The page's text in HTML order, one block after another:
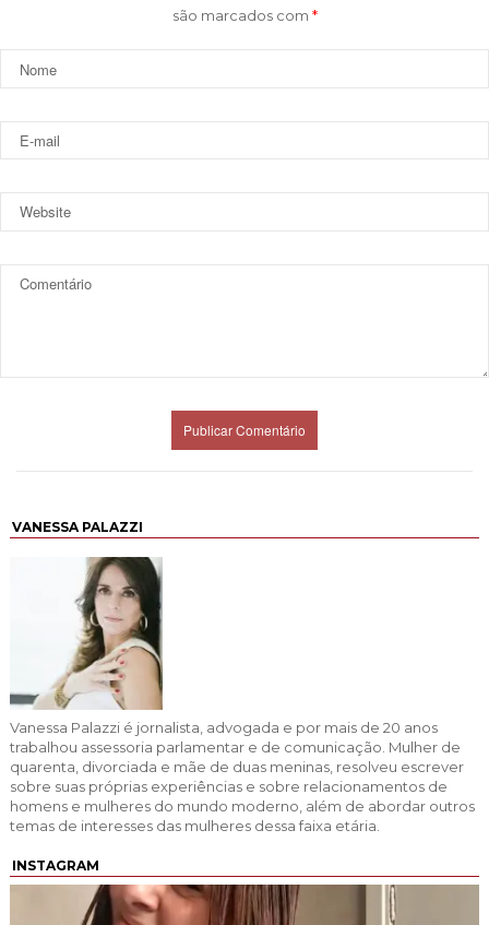
são marcados com *
VANESSA PALAZZI
Vanessa Palazzi é jornalista, advogada e por mais de 20 anos
trabalhou assessoria parlamentar e de comunicação. Mulher de
quarenta, divorciada e mãe de duas meninas, resolveu escrever
sobre suas próprias experiências e sobre relacionamentos de
homens e mulheres do mundo moderno, além de abordar outros
temas de interesses das mulheres dessa faixa etária.
INSTAGRAM